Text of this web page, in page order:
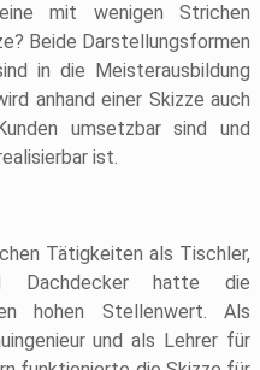
mit wenigen Strichen
Beide Darstellungsformen
in die Meisterausbildung
anhand einer Skizze auch
umsetzbar sind und
ist.
Tätigkeiten als Tischler,
Dachdecker hatte die
hohen Stellenwert. Als
und als Lehrer für